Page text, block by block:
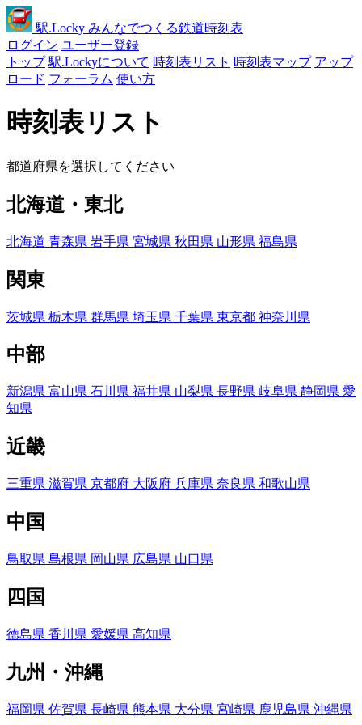
駅.Locky みんなでつくる鉄道時刻表
ログイン ユーザー登録
トップ 駅.Lockyについて 時刻表リスト 時刻表マップ アップ
ロード フォーラム 使い方
時刻表リスト
都道府県を選択してください
北海道・東北
北海道 青森県 岩手県 宮城県 秋田県 山形県 福島県
関東
茨城県 栃木県 群馬県 埼玉県 千葉県 東京都 神奈川県
中部
新潟県 富山県 石川県 福井県 山梨県 長野県 岐阜県 静岡県 愛
知県
近畿
三重県 滋賀県 京都府 大阪府 兵庫県 奈良県 和歌山県
中国
鳥取県 島根県 岡山県 広島県 山口県
四国
徳島県 香川県 愛媛県 高知県
九州・沖縄
福岡県 佐賀県 長崎県 熊本県 大分県 宮崎県 鹿児島県 沖縄県